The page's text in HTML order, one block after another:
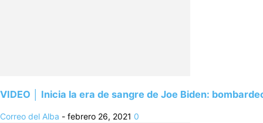
VIDEO │ Inicia la era de sangre de Joe Biden:
Correo del Alba - febrero 26, 2021 0